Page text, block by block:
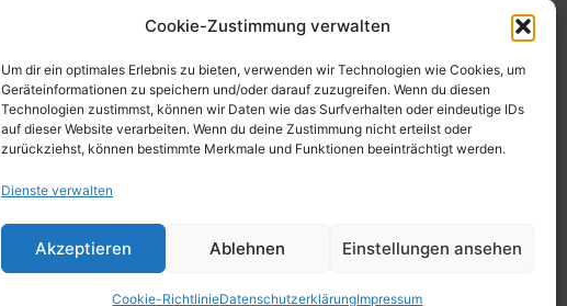
Cookie-Zustimmung verwalten
Um dir ein optimales Erlebnis zu bieten, verwenden wir Technologien wie Cookies, um
Geräteinformationen zu speichern und/oder darauf zuzugreifen. Wenn du diesen
Technologien zustimmst, können wir Daten wie das Surfverhalten oder eindeutige IDs
auf dieser Website verarbeiten. Wenn du deine Zustimmung nicht erteilst oder
zurückziehst, können bestimmte Merkmale und Funktionen beeinträchtigt werden.
Dienste verwalten
Akzeptieren Ablehnen Einstellungen ansehen
Cookie-RichtlinieDatenschutzerklärungImpressum